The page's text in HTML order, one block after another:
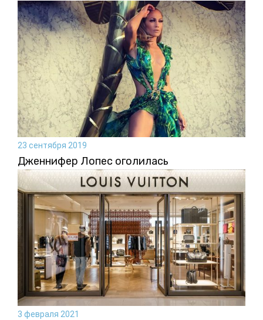
23 сентября 2019
Дженнифер Лопес оголилась
3 февраля 2021